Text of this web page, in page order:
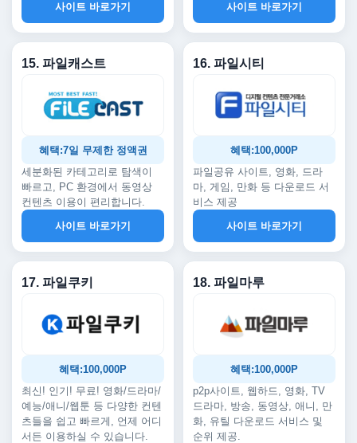
사이트 바로가기
사이트 바로가기
15. 파일캐스트
혜택:7일 무제한 정액권
세분화된 카테고리로 탐색이
빠르고, PC 환경에서 동영상
컨텐츠 이용이 편리합니다.
사이트 바로가기
16. 파일시티
혜택:100,000P
파일공유 사이트, 영화, 드라
마, 게임, 만화 등 다운로드 서
비스 제공
사이트 바로가기
17. 파일쿠키
혜택:100,000P
최신! 인기! 무료! 영화/드라마/
예능/애니/웹툰 등 다양한 컨텐
츠들을 쉽고 빠르게, 언제 어디
서든 이용하실 수 있습니다.
18. 파일마루
혜택:100,000P
p2p사이트, 웹하드, 영화, TV
드라마, 방송, 동영상, 애니, 만
화, 유틸 다운로드 서비스 및
순위 제공.